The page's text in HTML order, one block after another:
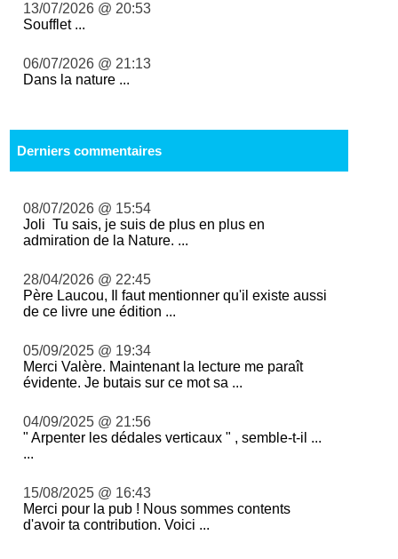
13/07/2026 @ 20:53
Soufflet ...
06/07/2026 @ 21:13
Dans la nature ...
Derniers commentaires
08/07/2026 @ 15:54
Joli Tu sais, je suis de plus en plus en
admiration de la Nature. ...
28/04/2026 @ 22:45
Père Laucou, Il faut mentionner qu'il existe aussi
de ce livre une édition ...
05/09/2025 @ 19:34
Merci Valère. Maintenant la lecture me paraît
évidente. Je butais sur ce mot sa ...
04/09/2025 @ 21:56
" Arpenter les dédales verticaux " , semble-t-il ...
...
15/08/2025 @ 16:43
Merci pour la pub ! Nous sommes contents
d'avoir ta contribution. Voici ...